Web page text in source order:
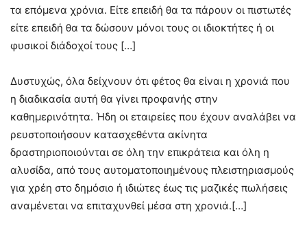
τα επόμενα χρόνια. Είτε επειδή θα τα πάρουν οι πιστωτές
είτε επειδή θα τα δώσουν μόνοι τους οι ιδιοκτήτες ή οι
φυσικοί διάδοχοί τους […]
Δυστυχώς, όλα δείχνουν ότι φέτος θα είναι η χρονιά που
η διαδικασία αυτή θα γίνει προφανής στην
καθημερινότητα. Ήδη οι εταιρείες που έχουν αναλάβει να
ρευστοποιήσουν κατασχεθέντα ακίνητα
δραστηριοποιούνται σε όλη την επικράτεια και όλη η
αλυσίδα, από τους αυτοματοποιημένους πλειστηριασμούς
για χρέη στο δημόσιο ή ιδιώτες έως τις μαζικές πωλήσεις
αναμένεται να επιταχυνθεί μέσα στη χρονιά.[…]